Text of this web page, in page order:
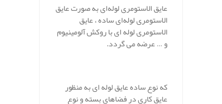
عایق الاستومری لوله‌ای به صورت عایق
الاستومری لوله‌ای ساده ، عایق
الاستومری لوله ای با روکش آلومینیوم
و … عرضه می گردد.
که نوع ساده عایق لوله ای به منظور
عایق کاری در فضاهای بسته و نوع